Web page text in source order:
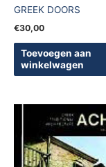
GREEK DOORS
€30,00
Toevoegen aan
winkelwagen
prijs
€15,00.
prijs
€9,00.